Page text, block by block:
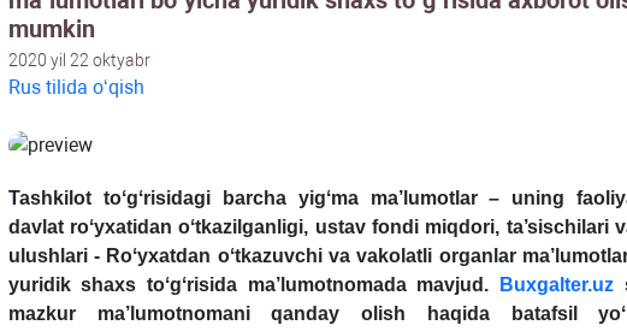
mumkin
2020 yil 22 oktyabr
Rus tilida oʻqish
Tashkilot toʻgʻrisidagi barcha yigʻma ma’lumotlar – uning
davlat roʻyхatidan oʻtkazilganligi, ustav fondi miqdori, ta’sischilari
ulushlari - Roʻyхatdan oʻtkazuvchi va vakolatli organlar
yuridik shaхs toʻgʻrisida ma’lumotnomada mavjud.
Buxgalter.uz
mazkur ma’lumotnomani qanday olish haqida batafsil